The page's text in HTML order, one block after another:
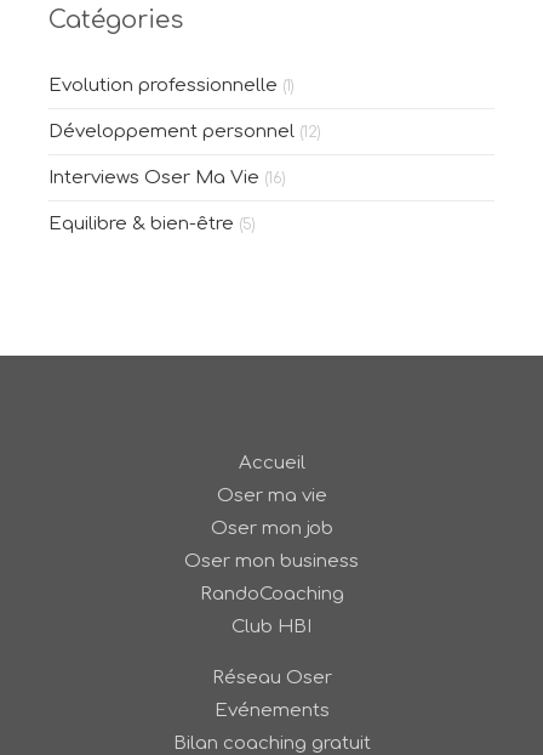
Catégories
Evolution professionnelle (1)
Développement personnel (12)
Interviews Oser Ma Vie (16)
Equilibre & bien-être (5)
Accueil
Oser ma vie
Oser mon job
Oser mon business
RandoCoaching
Club HBI
Réseau Oser
Evénements
Bilan coaching gratuit